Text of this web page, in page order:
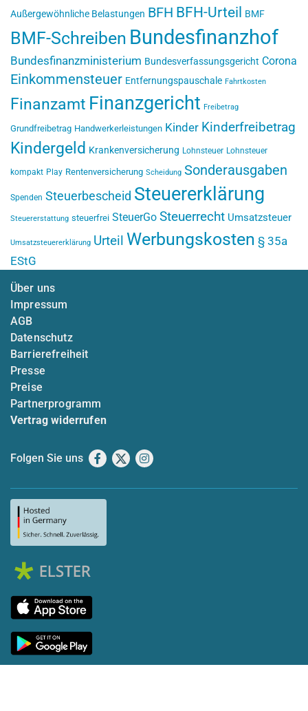
Außergewöhnliche Belastungen BFH BFH-Urteil BMF
BMF-Schreiben Bundesfinanzhof
Bundesfinanzministerium Bundesverfassungsgericht Corona
Einkommensteuer Entfernungspauschale Fahrtkosten
Finanzamt Finanzgericht Freibetrag
Grundfreibetrag Handwerkerleistungen Kinder Kinderfreibetrag
Kindergeld Krankenversicherung Lohnsteuer Lohnsteuer
kompakt Play Rentenversicherung Scheidung Sonderausgaben
Spenden Steuerbescheid Steuererklärung
Steuererstattung steuerfrei SteuerGo Steuerrecht Umsatzsteuer
Umsatzsteuererklärung Urteil Werbungskosten § 35a
EStG
Über uns
Impressum
AGB
Datenschutz
Barrierefreiheit
Presse
Preise
Partnerprogramm
Vertrag widerrufen
Folgen Sie uns Facebook
X Instagram